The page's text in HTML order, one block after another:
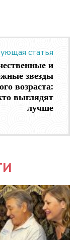
статья
и
звезды
возраста:
выглядят
лучше